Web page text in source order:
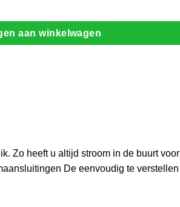
aan winkelwagen
Zo heeft u altijd stroom in de buurt voor
De eenvoudig te verstellen